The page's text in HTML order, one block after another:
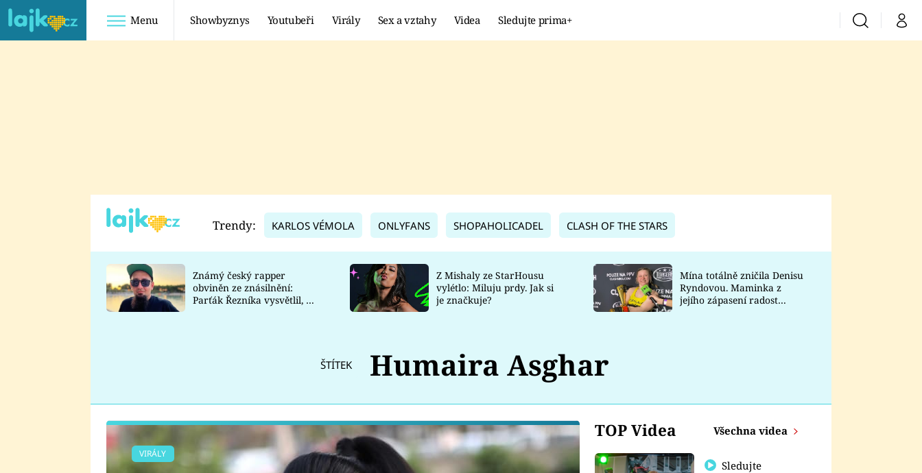
Menu Showbyznys Youtubeři Virály Sex a vztahy Videa Sledujte prima+ VyhledáváníMůj
TADEÁŠ KUBĚNKA
DATEL
Prima Lajk
Sledujte nás
Trendy: KARLOS VÉMOLA ONLYFANS SHOPAHOLICADEL CLASH OF THE STARS
Známý český rapper
obviněn ze znásilnění:
Parťák Řezníka vysvětlil, co
Z Mishaly ze StarHousu
vylétlo: Miluju prdy. Jak si
je značkuje?
Mína totálně zničila Denisu
Ryndovou. Maminka z
jejího zápasení radost
ŠTÍTEK Humaira Asghar
TOP Videa Všechna videa
Sledujte
VIRÁLY